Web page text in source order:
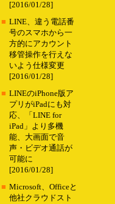
[2016/01/28]
■ LINE、違う電話番
号のスマホから一
方的にアカウント
移管操作を行えな
いよう仕様変更
[2016/01/28]
■ LINEのiPhone版ア
プリがiPadにも対
応、「LINE for
iPad」より多機
能、大画面で音
声・ビデオ通話が
可能に
[2016/01/28]
■ Microsoft、Officeと
他社クラウドスト